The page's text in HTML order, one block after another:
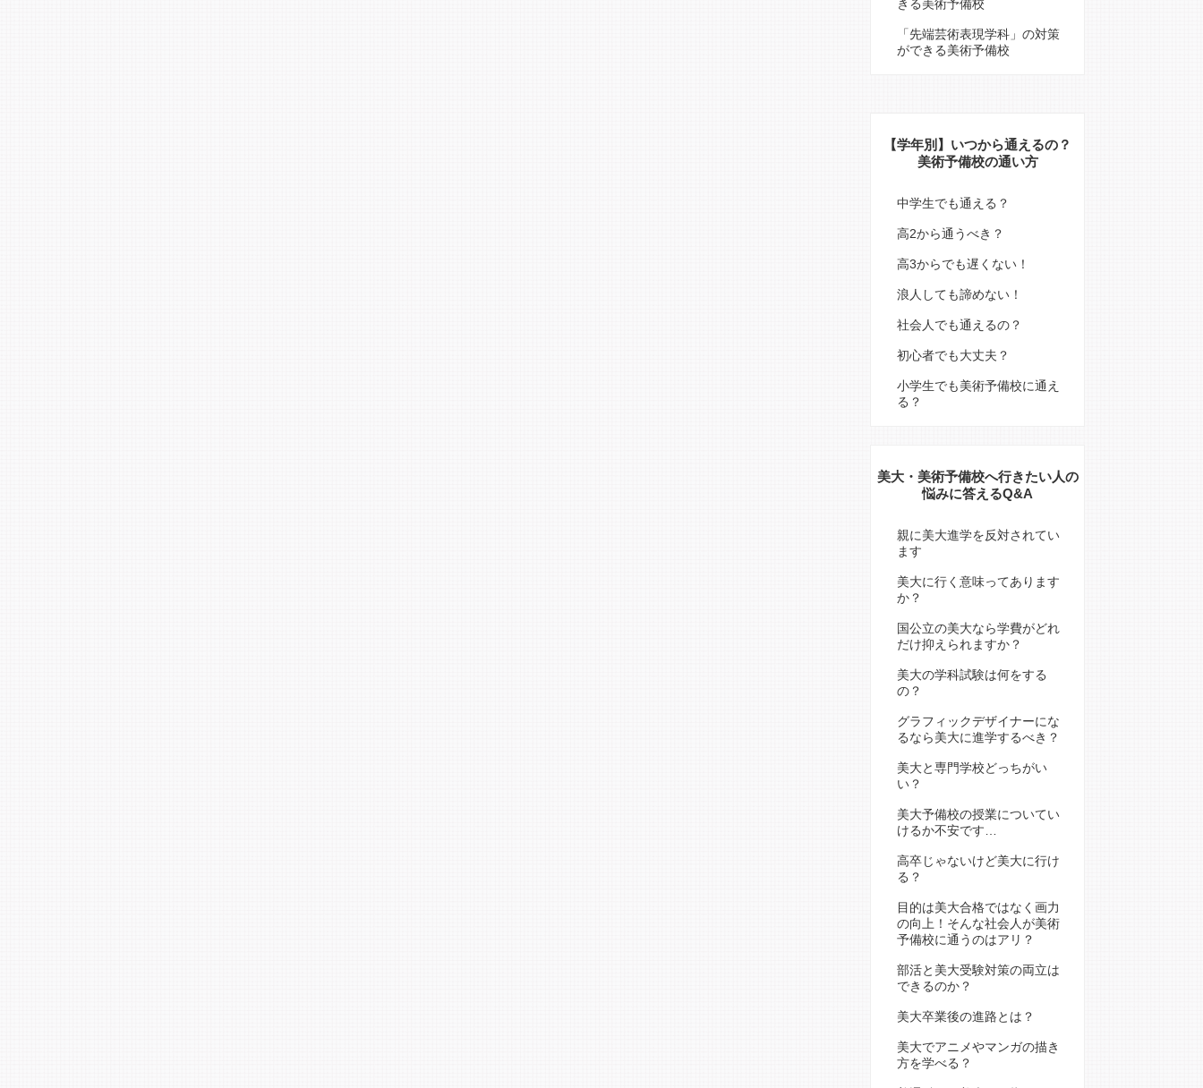
きる美術予備校
「先端芸術表現学科」の対策
ができる美術予備校
【学年別】いつから通えるの？
美術予備校の通い方
中学生でも通える？
高2から通うべき？
高3からでも遅くない！
浪人しても諦めない！
社会人でも通えるの？
初心者でも大丈夫？
小学生でも美術予備校に通え
る？
美大・美術予備校へ行きたい人の
悩みに答えるQ&A
親に美大進学を反対されてい
ます
美大に行く意味ってあります
か？
国公立の美大なら学費がどれ
だけ抑えられますか？
美大の学科試験は何をする
の？
グラフィックデザイナーにな
るなら美大に進学するべき？
美大と専門学校どっちがい
い？
美大予備校の授業についてい
けるか不安です…
高卒じゃないけど美大に行け
る？
目的は美大合格ではなく画力
の向上！そんな社会人が美術
予備校に通うのはアリ？
部活と美大受験対策の両立は
できるのか？
美大卒業後の進路とは？
美大でアニメやマンガの描き
方を学べる？